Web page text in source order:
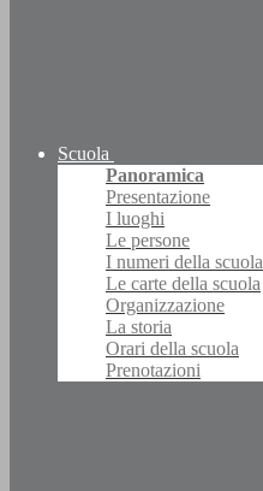
Scuola
Panoramica
Presentazione
I luoghi
Le persone
I numeri della scuola
Le carte della scuola
Organizzazione
La storia
Orari della scuola
Prenotazioni